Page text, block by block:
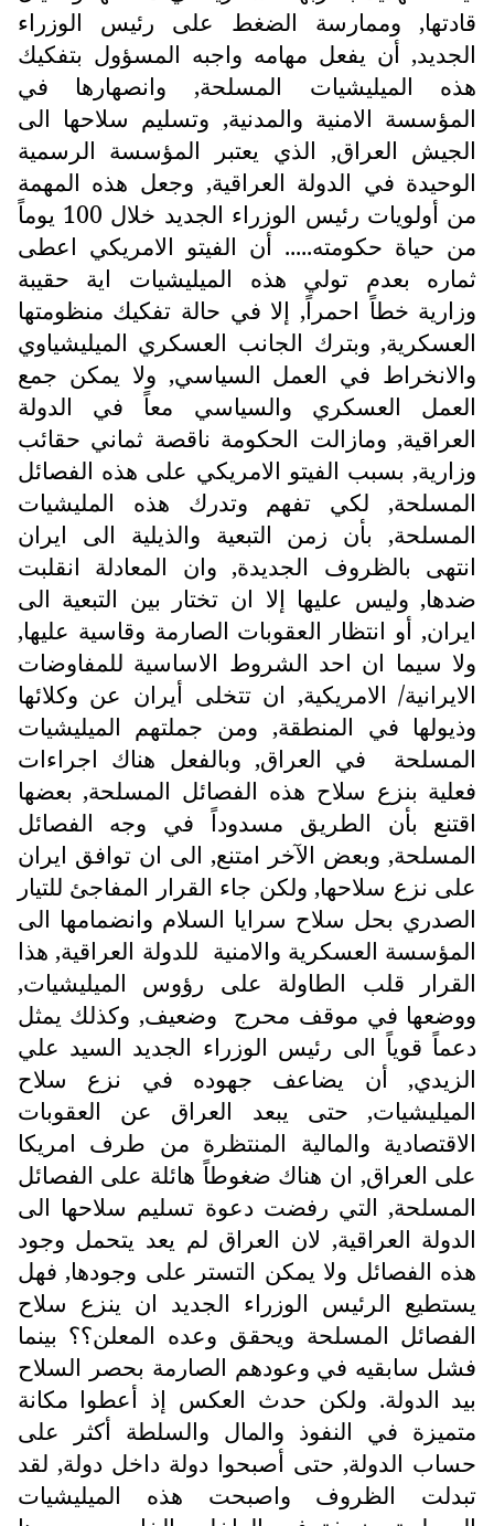
قادتها, وممارسة الضغط على رئيس الوزراء
الجديد, أن يفعل مهامه واجبه المسؤول بتفكيك
هذه الميليشيات المسلحة, وانصهارها في
المؤسسة الامنية والمدنية, وتسليم سلاحها الى
الجيش العراق, الذي يعتبر المؤسسة الرسمية
الوحيدة في الدولة العراقية, وجعل هذه المهمة
من أولويات رئيس الوزراء الجديد خلال 100 يوماً
من حياة حكومته..... أن الفيتو الامريكي اعطى
ثماره بعدم تولي هذه الميليشيات اية حقيبة
وزارية خطاً احمراً, إلا في حالة تفكيك منظومتها
العسكرية, وبترك الجانب العسكري الميليشياوي
والانخراط في العمل السياسي, ولا يمكن جمع
العمل العسكري والسياسي معاً في الدولة
العراقية, ومازالت الحكومة ناقصة ثماني حقائب
وزارية, بسبب الفيتو الامريكي على هذه الفصائل
المسلحة, لكي تفهم وتدرك هذه المليشيات
المسلحة, بأن زمن التبعية والذيلية الى ايران
انتهى بالظروف الجديدة, وان المعادلة انقلبت
ضدها, وليس عليها إلا ان تختار بين التبعية الى
ايران, أو انتظار العقوبات الصارمة وقاسية عليها,
ولا سيما ان احد الشروط الاساسية للمفاوضات
الايرانية/ الامريكية, ان تتخلى أيران عن وكلائها
وذيولها في المنطقة, ومن جملتهم الميليشيات
المسلحة
في العراق, وبالفعل هناك اجراءات
فعلية بنزع سلاح هذه الفصائل المسلحة, بعضها
اقتنع بأن الطريق مسدوداً في وجه الفصائل
المسلحة, وبعض الآخر امتنع, الى ان توافق ايران
على نزع سلاحها, ولكن جاء القرار المفاجئ للتيار
الصدري بحل سلاح سرايا السلام وانضمامها الى
المؤسسة العسكرية والامنية للدولة العراقية, هذا
القرار قلب الطاولة على رؤوس الميليشيات,
ووضعها في موقف محرج وضعيف, وكذلك يمثل
دعماً قوياً الى رئيس الوزراء الجديد السيد علي
الزيدي, أن يضاعف جهوده في نزع سلاح
الميليشيات, حتى يبعد العراق عن العقوبات
الاقتصادية والمالية المنتظرة من طرف امريكا
على العراق, ان هناك ضغوطاً هائلة على الفصائل
المسلحة, التي رفضت دعوة تسليم سلاحها الى
الدولة العراقية, لان العراق لم يعد يتحمل وجود
هذه الفصائل ولا يمكن التستر على وجودها, فهل
يستطيع الرئيس الوزراء الجديد ان ينزع سلاح
الفصائل المسلحة ويحقق وعده المعلن؟؟ بينما
فشل سابقيه في وعودهم الصارمة بحصر السلاح
بيد الدولة. ولكن حدث العكس إذ أعطوا مكانة
متميزة في النفوذ والمال والسلطة أكثر على
حساب الدولة, حتى أصبحوا دولة داخل دولة, لقد
تبدلت الظروف واصبحت هذه الميليشيات